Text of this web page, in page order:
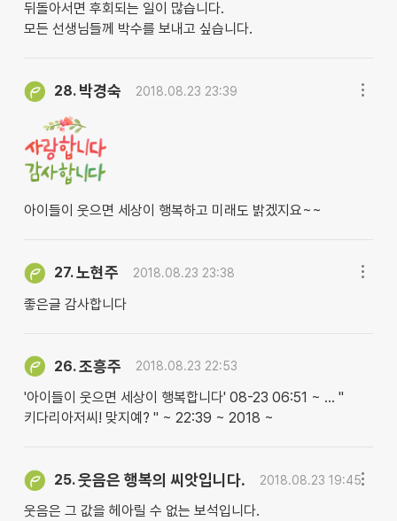
뒤돌아서면 후회되는 일이 많습니다.
모든 선생님들께 박수를 보내고 싶습니다.
28. 박경숙 2018.08.23 23:39
아이들이 웃으면 세상이 행복하고 미래도 밝겠지요~~
27.노현주 2018.08.23 23:38
좋은글 감사합니다
26.조흥주 2018.08.23 22:53
'아이들이 웃으면 세상이 행복합니다' 08-23 06:51 ~ … "
키다리아저씨! 맞지예? " ~ 22:39 ~ 2018 ~
25.웃음은 행복의 씨앗입니다. 2018.08.23 19:45
웃음은 그 값을 헤아릴 수 없는 보석입니다.